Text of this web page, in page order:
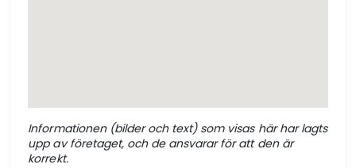
Informationen (bilder och text) som visas här har lagts
upp av företaget, och de ansvarar för att den är
korrekt.